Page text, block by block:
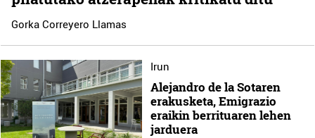
Gorka Correyero Llamas
Irun
Alejandro de la Sotaren
erakusketa, Emigrazio
eraikin berrituaren lehen
jarduera